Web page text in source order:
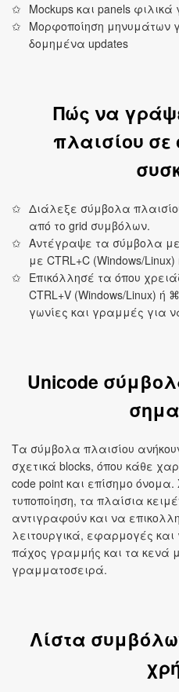
Mockups και panels
Μορφοποίηση μηνυμάτων
δομημένα updates
Πώς να
πλαισίου σε
Διάλεξε σύμβολα
από το grid συμβόλων.
Αντέγραψε τα σύμβολα
με CTRL+C (Windows/
Επικόλλησέ τα όπου
CTRL+V (Windows/Linux) ή
γωνίες και γραμμές για
Unicode
Τα σύμβολα πλαισίου
σχετικά blocks, όπου κάθε
code point και επίσημο
τυποποίηση, τα πλαίσια
αντιγραφούν και να
λειτουργικά, εφαρμογές
πάχος γραμμής και τα κενά
γραμματοσειρά.
Λίστα